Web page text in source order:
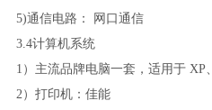
5)通信电路：
网口通信
3.4计算机系统
1）主流品牌电脑一套，适用于 XP
2）打印机：佳能